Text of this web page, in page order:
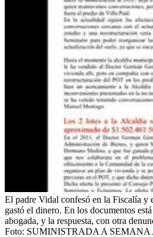
El padre Vidal confesó en la Fiscalía y
gastó el dinero. En los documentos
abogada, y la respuesta, con otra
Foto: SUMINISTRADA A SEMANA